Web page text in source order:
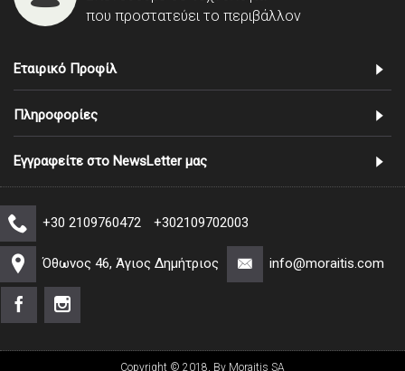
που προστατεύει το περιβάλλον
Εταιρικό Προφίλ
Πληροφορίες
Εγγραφείτε στο NewsLetter μας
+30 2109760472 +302109702003
Όθωνος 46, Άγιος Δημήτριος info@moraitis.com
Copyright © 2018, By Moraitis SA